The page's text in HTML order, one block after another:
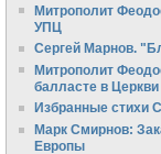
Митрополит
УПЦ
Сергей Марнов.
Митрополит
балласте в
Избранные стихи
Марк Смирнов:
Европы